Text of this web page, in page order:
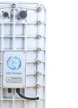
EDI模块维修